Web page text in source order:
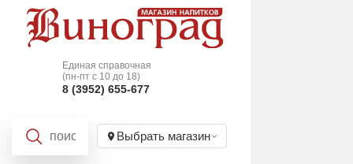
Единая справочная
(пн-пт с 10 до 18)
8 (3952) 655-677
Выбрать магазин